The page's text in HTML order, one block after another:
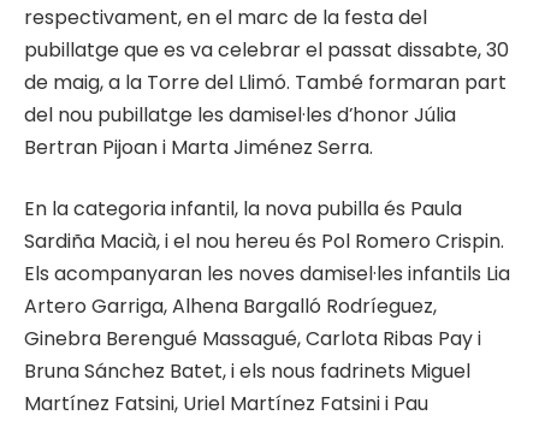
respectivament, en el marc de la festa del
pubillatge que es va celebrar el passat dissabte, 30
de maig, a la Torre del Llimó. També formaran part
del nou pubillatge les damisel·les d’honor Júlia
Bertran Pijoan i Marta Jiménez Serra.
En la categoria infantil, la nova pubilla és Paula
Sardiña Macià, i el nou hereu és Pol Romero Crispin.
Els acompanyaran les noves damisel·les infantils Lia
Artero Garriga, Alhena Bargalló Rodríeguez,
Ginebra Berengué Massagué, Carlota Ribas Pay i
Bruna Sánchez Batet, i els nous fadrinets Miguel
Martínez Fatsini, Uriel Martínez Fatsini i Pau